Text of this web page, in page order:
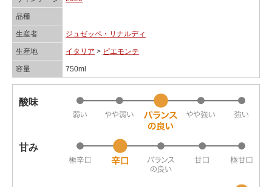
品種
生産者 ジュゼッペ・リナルディ
生産地 イタリア > ピエモンテ
容量 750ml
酸味
甘み